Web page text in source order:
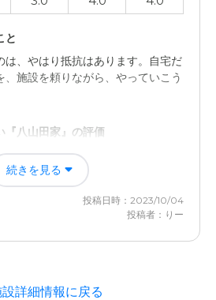
と
は、やはり抵抗はあります。自宅だ
、施設を頼りながら、やっていこう
『八山田家』の評価
かい雰囲気を感じることができまし
応も良かったです。
居者の雰囲気について
備について
続きを見る
投稿日時：2023/10/04
投稿者：りー
詳細情報に戻る